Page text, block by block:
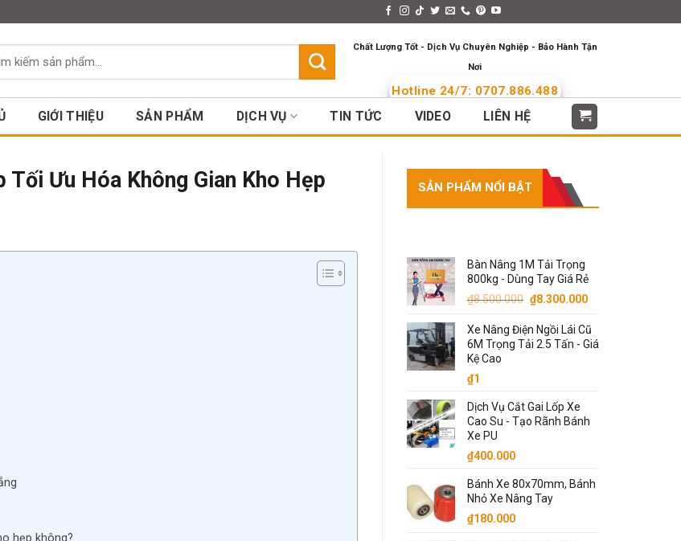
Chất Lượng Tốt - Dịch Vụ Chuyên Nghiệp - Bảo Hành Tận
Nơi
Hotline 24/7: 0707.886.488
GIỚI THIỆU SẢN PHẨM DỊCH VỤ TIN TỨC VIDEO LIÊN HỆ
Ưu Hóa Không Gian Kho Hẹp
hẹp không?
SẢN PHẨM NỔI BẬT
Bàn Nâng 1M Tải Trọng
800kg - Dùng Tay Giá Rẻ
₫8.500.000 Giá
là:
₫8.500.000.
₫8.300.000Giá
tại
là:
Xe Nâng Điện Ngồi Lái Cũ
6M Trọng Tải 2.5 Tấn - Giá
Kệ Cao
₫1
Dịch Vụ Cắt Gai Lốp Xe
Cao Su - Tạo Rãnh Bánh
Xe PU
₫400.000
Bánh Xe 80x70mm, Bánh
Nhỏ Xe Nâng Tay
₫180.000